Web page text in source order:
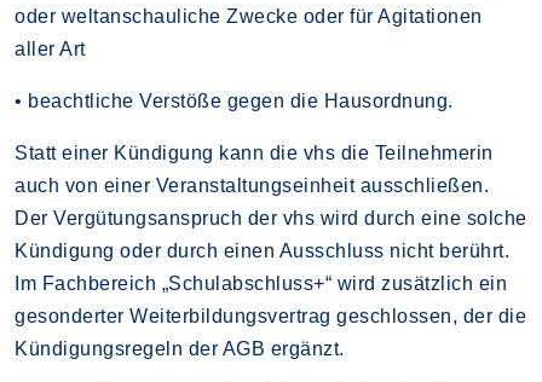
oder weltanschauliche Zwecke oder für Agitationen
aller Art
• beachtliche Verstöße gegen die Hausordnung.
Statt einer Kündigung kann die vhs die Teilnehmerin
auch von einer Veranstaltungseinheit ausschließen.
Der Vergütungsanspruch der vhs wird durch eine solche
Kündigung oder durch einen Ausschluss nicht berührt.
Im Fachbereich „Schulabschluss+“ wird zusätzlich ein
gesonderter Weiterbildungsvertrag geschlossen, der die
Kündigungsregeln der AGB ergänzt.